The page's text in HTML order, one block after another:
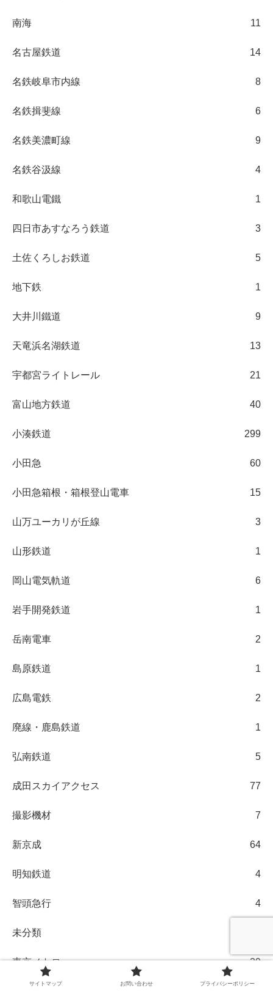
南海 11
名古屋鉄道 14
名鉄岐阜市内線 8
名鉄揖斐線 6
名鉄美濃町線 9
名鉄谷汲線 4
和歌山電鐵 1
四日市あすなろう鉄道 3
土佐くろしお鉄道 5
地下鉄 1
大井川鐵道 9
天竜浜名湖鉄道 13
宇都宮ライトレール 21
富山地方鉄道 40
小湊鉄道 299
小田急 60
小田急箱根・箱根登山電車 15
山万ユーカリが丘線 3
山形鉄道 1
岡山電気軌道 6
岩手開発鉄道 1
岳南電車 2
島原鉄道 1
広島電鉄 2
廃線・鹿島鉄道 1
弘南鉄道 5
成田スカイアクセス 77
撮影機材 7
新京成 64
明知鉄道 4
智頭急行 4
未分類
東京メトロ 29
サイトマップ お問い合わせ プライバシーポリシー